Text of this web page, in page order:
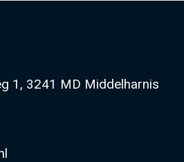
1
1, 3241 MD Middelharnis